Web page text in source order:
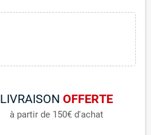
LIVRAISON OFFERTE
à partir de 150€ d'achat